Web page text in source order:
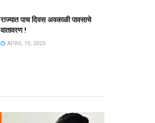
राज्यात पाच दिवस अवकाळी पावसाचे
वातावरण !
APRIL 10, 2023